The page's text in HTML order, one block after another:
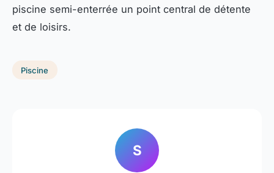
piscine semi-enterrée un point central de détente
et de loisirs.
Piscine
S